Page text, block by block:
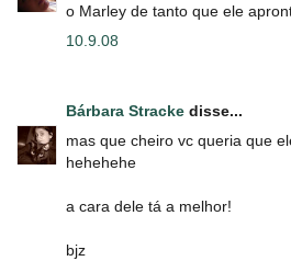
o Marley de tanto que ele
10.9.08
Bárbara Stracke disse...
mas que cheiro vc queria que
hehehehe
a cara dele tá a melhor!
bjz